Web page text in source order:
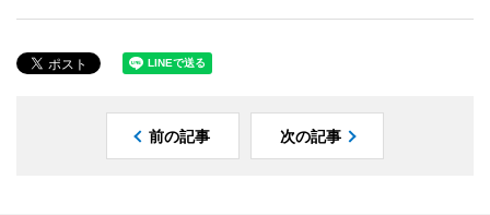
前の記事 次の記事